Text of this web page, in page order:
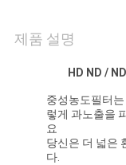
조
제품 설명
HD ND /
중성농도필터
렇게 과노출을
요
당신은 더 넓은
다.